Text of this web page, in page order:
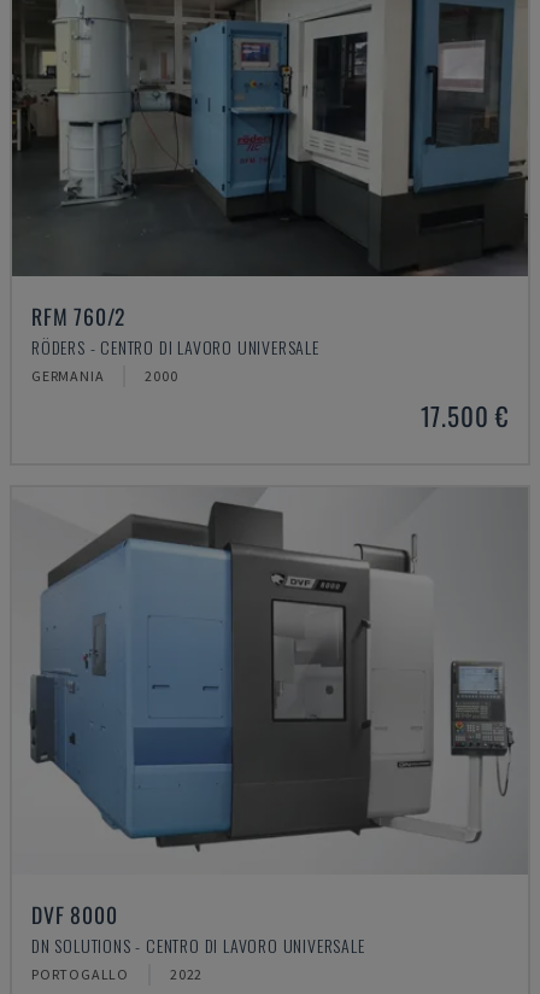
RFM 760/2
RÖDERS - CENTRO DI LAVORO UNIVERSALE
GERMANIA 2000
17.500 €
DVF 8000
DN SOLUTIONS - CENTRO DI LAVORO UNIVERSALE
PORTOGALLO 2022